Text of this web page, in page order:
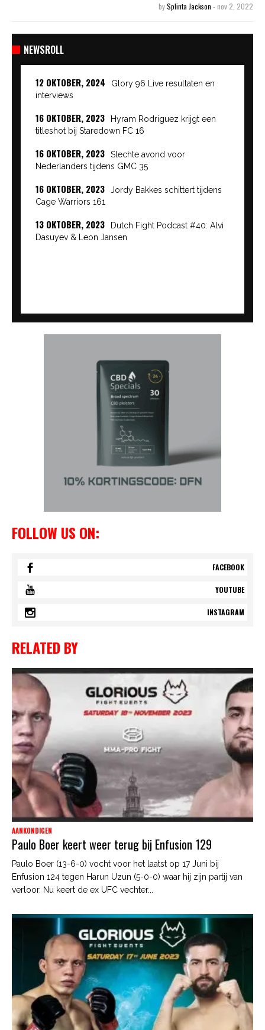
bySplinta Jackson - nov 2, 2022
NEWSROLL
12 OKTOBER, 2024
Glory 96 Live resultaten en
interviews
16 OKTOBER, 2023
Hyram Rodriguez krijgt een
titleshot bij Staredown FC 16
16 OKTOBER, 2023
Slechte avond voor
Nederlanders tijdens GMC 35
16 OKTOBER, 2023
Jordy Bakkes schittert tijdens
Cage Warriors 161
13 OKTOBER, 2023
Dutch Fight Podcast #40: Alvi
Dasuyev & Leon Jansen
FOLLOW US ON:
FACEBOOK
YOUTUBE
INSTAGRAM
RELATED BY
AANKONDIGEN
Paulo Boer keert weer terug bij Enfusion 129
Paulo Boer (13-6-0) vocht voor het laatst op 17 Juni bij
Enfusion 124 tegen Harun Uzun (5-0-0) waar hij zijn partij van
verloor. Nu keert de ex UFC vechter...